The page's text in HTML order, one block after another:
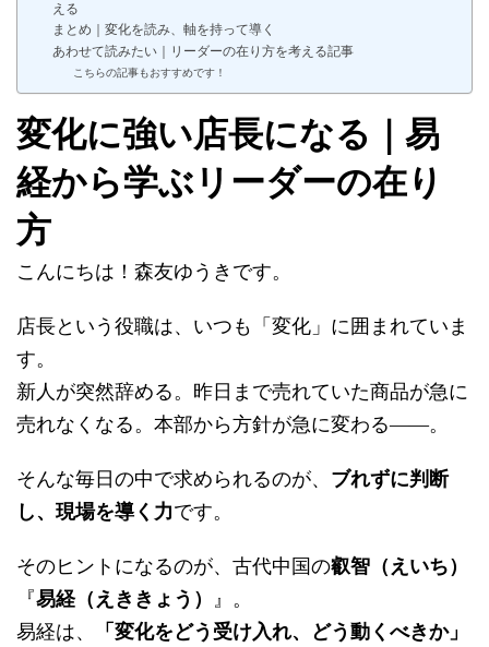
える
まとめ｜変化を読み、軸を持って導く
あわせて読みたい｜リーダーの在り方を考える記事
こちらの記事もおすすめです！
変化に強い店長になる｜易
経から学ぶリーダーの在り
方
こんにちは！森友ゆうきです。
店長という役職は、いつも「変化」に囲まれていま
す。
新人が突然辞める。昨日まで売れていた商品が急に
売れなくなる。本部から方針が急に変わる——。
そんな毎日の中で求められるのが、 ブれずに判断
し、現場を導く力です。
そのヒントになるのが、古代中国の叡智（えいち）
『易経（えききょう） 』。
易経は、
「変化をどう受け入れ、どう動くべきか」